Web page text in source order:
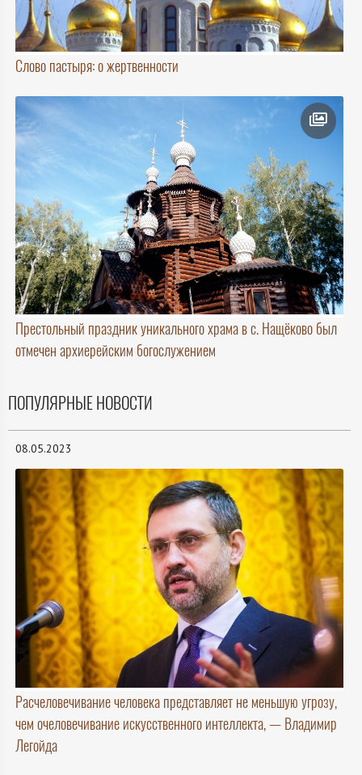
Слово пастыря: о жертвенности
Престольный праздник уникального храма в с. Нащёково был
отмечен архиерейским богослужением
ПОПУЛЯРНЫЕ НОВОСТИ
08.05.2023
Расчеловечивание человека представляет не меньшую угрозу,
чем очеловечивание искусственного интеллекта, — Владимир
Легойда